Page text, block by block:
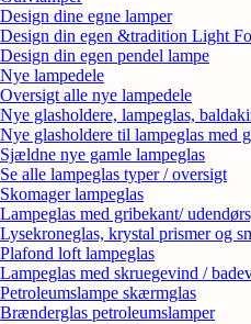
Design dine egne lamper
Design din egen &tradition Light
Design din egen pendel lampe
Nye lampedele
Oversigt alle nye lampedele
Nye glasholdere, lampeglas,
Nye glasholdere til lampeglas med
Sjældne nye gamle lampeglas
Se alle lampeglas typer / oversigt
Skomager lampeglas
Lampeglas med gribekant/
Lysekroneglas, krystal prismer og
Plafond loft lampeglas
Lampeglas med skruegevind /
Petroleumslampe skærmglas
Brænderglas petroleumslamper